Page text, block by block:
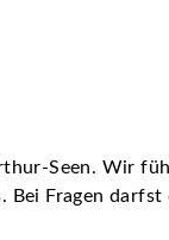
Seen. Wir
Fragen